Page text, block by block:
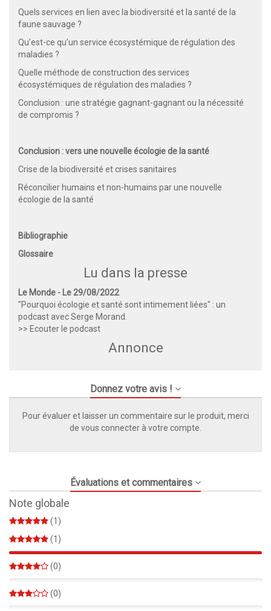
Quels services en lien avec la biodiversité et la santé de la
faune sauvage ?
Qu’est-ce qu’un service écosystémique de régulation des
maladies ?
Quelle méthode de construction des services
écosystémiques de régulation des maladies ?
Conclusion : une stratégie gagnant-gagnant ou la nécessité
de compromis ?
Conclusion : vers une nouvelle écologie de la santé
Crise de la biodiversité et crises sanitaires
Réconcilier humains et non-humains par une nouvelle
écologie de la santé
Bibliographie
Glossaire
Lu dans la presse
Le Monde - Le 29/08/2022
"Pourquoi écologie et santé sont intimement liées" : un
podcast avec Serge Morand.
>> Ecouter le podcast
Annonce
Donnez votre avis !
Pour évaluer et laisser un commentaire sur le produit, merci
de vous connecter à votre compte.
Évaluations et commentaires
Note globale
(1)
(1)
100%
(0)
(0)